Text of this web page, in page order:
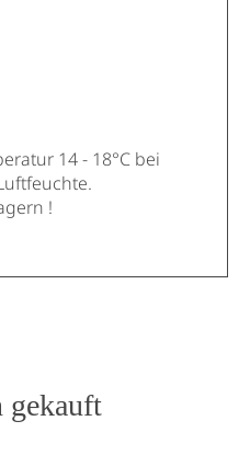
14 - 18°C bei
!
gekauft